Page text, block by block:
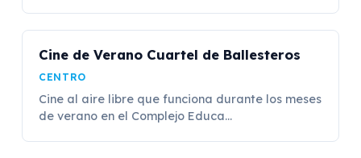
Cine de Verano Cuartel de Ballesteros
CENTRO
Cine al aire libre que funciona durante los meses
de verano en el Complejo Educa...